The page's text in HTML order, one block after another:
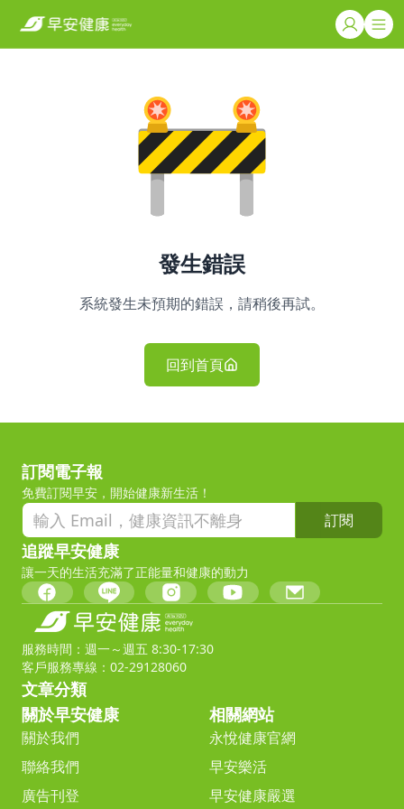
發生錯誤
系統發生未預期的錯誤，請稍後再試。
回到首頁
訂閱電子報
免費訂閱早安，開始健康新生活！
訂閱
追蹤早安健康
讓一天的生活充滿了正能量和健康的動力
服務時間：週一～週五 8:30-17:30
客戶服務專線：02-29128060
文章分類
關於早安健康
關於我們
聯絡我們
廣告刊登
相關網站
永悅健康官網
早安樂活
早安健康嚴選